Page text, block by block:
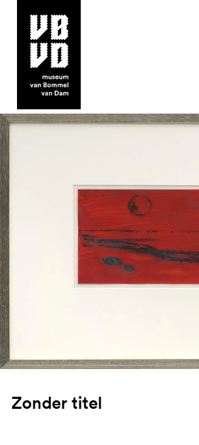
museum van Bommel van Dam
Zonder titel